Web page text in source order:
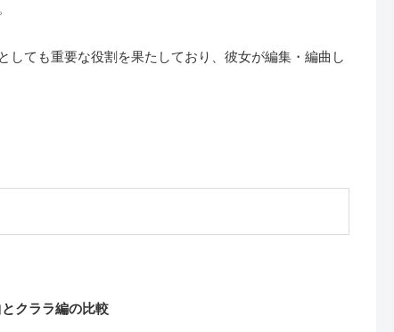
しても重要な役割を果たしており、彼女が編集・編曲し
クララ編の比較